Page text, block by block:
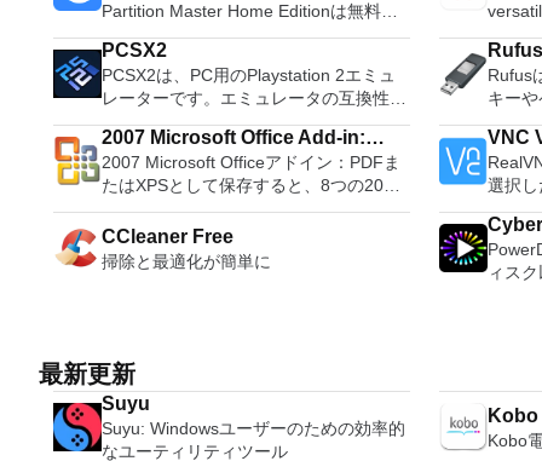
Partition Master Home Editionは無料の
オールインワンパーティションソリュー
ションおよびディスク管理ユーティリテ
ィです。パーティションの拡張（特にシ
ステムドライブ用）、ディスク領域の管
理、MBRおよびGUIDパーティションテ
ーブル（GPT）ディスクのディスク領域
不足の問題の解決を可能にします。 パ
ーティションのサイズ変更/移動システ
ムドライブを拡張するディスクとパーテ
ィションをコピーパーティションをマー
ジ分割パーティション空き領域を再分配
free
these
able
tasks. WPS Office 2016 Free has
languages
online
PCSX2
PCSX2は、PC用のPlaystation 2エミュ
レーターです。エミュレータの互換性率
は、プレイ可能なすべてのPS2ゲームの
80％以上を誇っています。かなり強力な
コンピューターを所有している場合、
PCSX2は優れたエミュレーターです。
また、このアプリケーションはローエン
ドコンピューターのサポートも提供する
ため、Playstation 2コンソールのすべて
体験をシミュレートできます。このアプ
リケーションでは、ディスクからゲーム
を直接実行することも、ハードドライブ
からISOイメージとして実行することも
Rufus
Rufus
キー
などの
ブをフ
Rufus
可能な
アを作
ンス
する必要
Arch
Linux
2007 Microsoft Office Add-in:
Microsoft Save as PDF or XPS
2007 Microsoft Officeアドイン：PDFま
たはXPSとして保存すると、8つの2007
Microsoft OfficeプログラムでPDFおよび
XPS形式にエクスポートして保存できま
す。このツールを使用すると、これらの
このダウンロードは、次のOfficeプログ
ラムで動作します。 Microsoft Office
Access 2007。 Microsoft Office Excel
2007。 Microsoft Office InfoPath
VNC
選択し
トア
PC、
からで
コン
いデバ
指示に
CCleaner Free
掃除と最適化が簡単に
ィスク
とサラ
を解き
レク
最新更新
Suyu
Suyu: Windowsユーザーのための効率的
なユーティリティツール
Kobo
Kobo